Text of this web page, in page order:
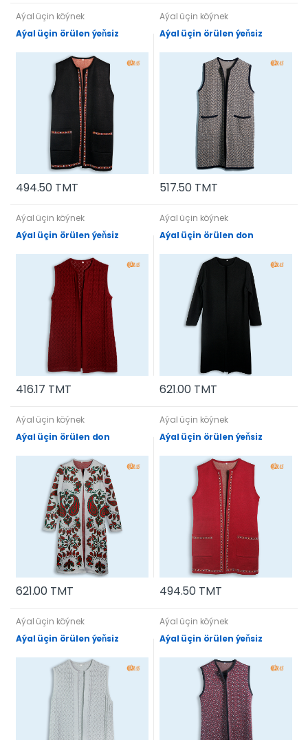
Aýal üçin köýnek
Aýal üçin örülen ýeňsiz
494.50 TMT
Aýal üçin köýnek
Aýal üçin örülen ýeňsiz
517.50 TMT
Aýal üçin köýnek
Aýal üçin örülen ýeňsiz
416.17 TMT
Aýal üçin köýnek
Aýal üçin örülen don
621.00 TMT
Aýal üçin köýnek
Aýal üçin örülen don
621.00 TMT
Aýal üçin köýnek
Aýal üçin örülen ýeňsiz
494.50 TMT
Aýal üçin köýnek
Aýal üçin örülen ýeňsiz
Aýal üçin köýnek
Aýal üçin örülen ýeňsiz